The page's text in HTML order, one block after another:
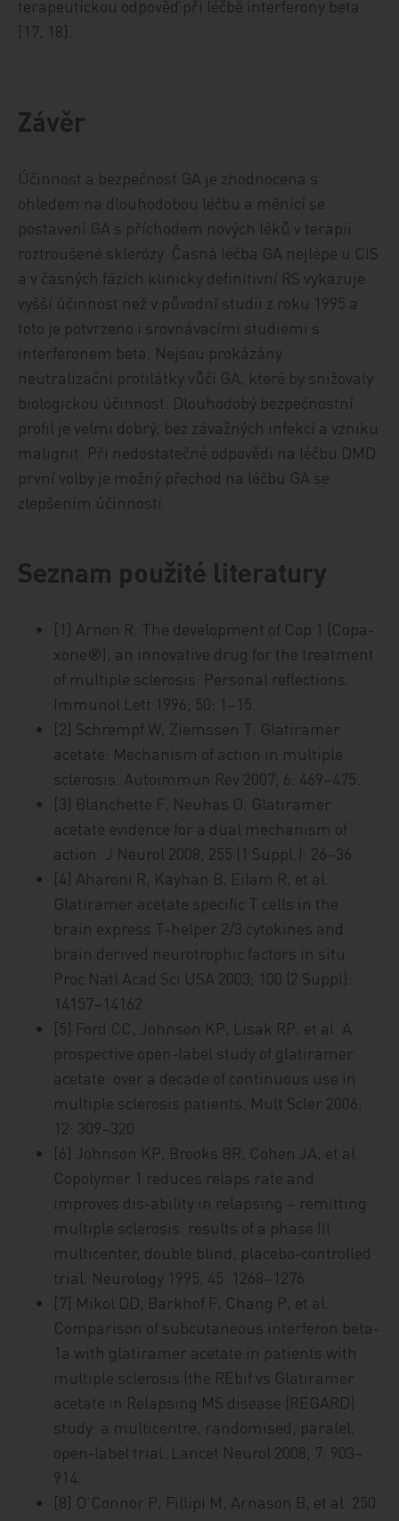
terapeutickou odpověď při léčbě interferony beta
[17, 18].
Závěr
Účinnost a bezpečnost GA je zhodnocena s
ohledem na dlouhodobou léčbu a měnící se
postavení GA s příchodem nových léků v terapii
roztroušené sklerózy. Časná léčba GA nejlépe u CIS
a v časných fázích klinicky definitivní RS vykazuje
vyšší účinnost než v původní studii z roku 1995 a
toto je potvrzeno i srovnávacími studiemi s
interferonem beta. Nejsou prokázány
neutralizační protilátky vůči GA, které by snižovaly
biologickou účinnost. Dlouhodobý bezpečnostní
profil je velmi dobrý, bez závažných infekcí a vzniku
malignit. Při nedostatečné odpovědi na léčbu DMD
první volby je možný přechod na léčbu GA se
zlepšením účinnosti.
Seznam použité literatury
[1] Arnon R. The development of Cop 1 (Copa-
xone®), an innovative drug for the treatment
of multiple sclerosis: Personal reflections.
Immunol Lett 1996; 50: 1–15.
[2] Schrempf W, Ziemssen T. Glatiramer
acetate: Mechanism of action in multiple
sclerosis. Autoimmun Rev 2007; 6: 469–475.
[3] Blanchette F, Neuhas O. Glatiramer
acetate evidence for a dual mechanism of
action. J Neurol 2008; 255 (1 Suppl.): 26–36.
[4] Aharoni R, Kayhan B, Eilam R, et al.
Glatiramer acetate specific T cells in the
brain express T-helper 2/3 cytokines and
brain derived neurotrophic factors in situ.
Proc Natl Acad Sci USA 2003; 100 (2 Suppl):
14157–14162.
[5] Ford CC, Johnson KP, Lisak RP, et al. A
prospective open-label study of glatiramer
acetate: over a decade of continuous use in
multiple sclerosis patients. Mult Scler 2006;
12: 309–320.
[6] Johnson KP, Brooks BR, Cohen JA, et al.
Copolymer 1 reduces relaps rate and
improves dis-ability in relapsing – remitting
multiple sclerosis: results of a phase III
multicenter, double blind, placebo-controlled
trial. Neurology 1995; 45: 1268–1276.
[7] Mikol DD, Barkhof F, Chang P, et al.
Comparison of subcutaneous interferon beta-
1a with glatiramer acetate in patients with
multiple sclerosis (the REbif vs Glatiramer
acetate in Relapsing MS disease (REGARD)
study: a multicentre, randomised, paralel,
open-label trial. Lancet Neurol 2008; 7: 903–
914.
[8] O’Connor P, Fillipi M, Arnason B, et al. 250